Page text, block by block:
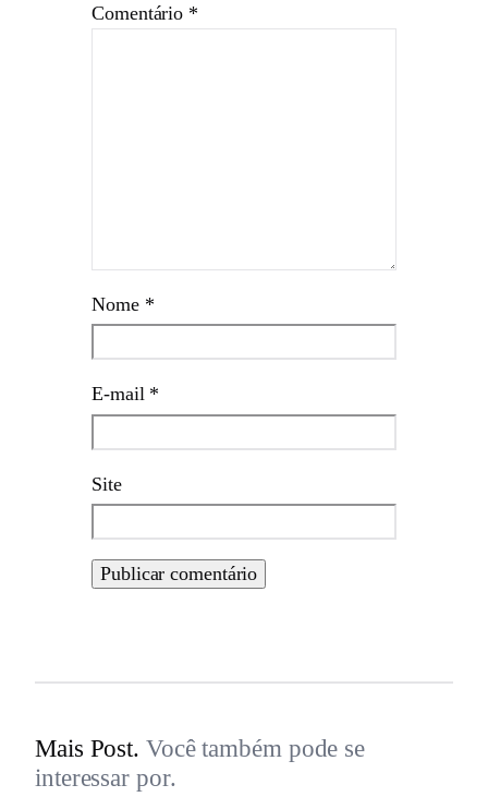
Comentário *
Nome *
E-mail *
Site
Mais Post. Você também pode se
interessar por.